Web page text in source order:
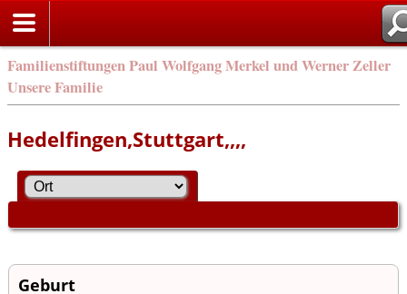
Familienstiftungen Paul Wolfgang Merkel und Werner Zeller
Unsere Familie
Hedelfingen,Stuttgart,,,,
Geburt